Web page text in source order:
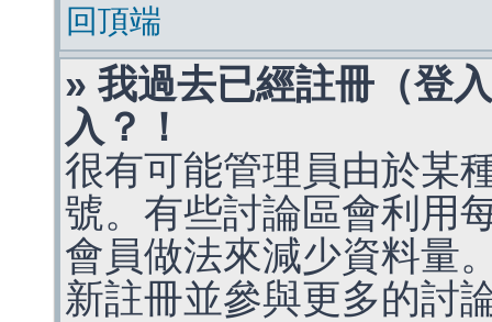
回頂端
» 我過去已經註冊（登
入？！
很有可能管理員由於某
號。有些討論區會利用
會員做法來減少資料量
新註冊並參與更多的討